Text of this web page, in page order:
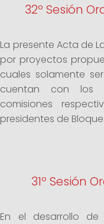
32º Sesión
La presente Acta de
por proyectos
cuales solamente
cuentan con los
comisiones
presidentes de
31º Sesión
En el desarrollo